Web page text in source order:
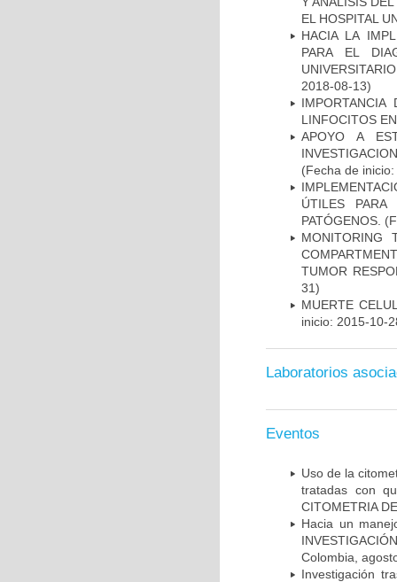
EL HOSPITAL
HACIA LA
PARA EL
2018-08-13)
LINFOCITOS
APOYO A
(Fecha de
ÚTILES
PATÓGENOS.
MONITORING
TUMOR
31)
MUERTE
inicio: 2015-10-
Laboratorios
Eventos
Uso de la
tratadas con
CITOMETRIA
Hacia un
Colombia,
Investigación